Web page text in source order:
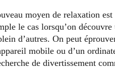
moyen de relaxation
le cas lorsqu’on
d’autres. On peut
mobile ou d’un
de divertissement